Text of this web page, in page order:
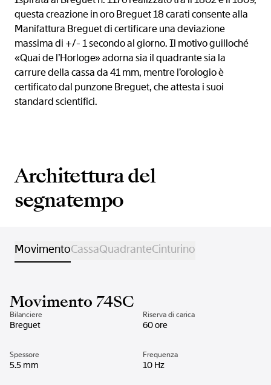
questa creazione in oro Breguet 18 carati consente alla
Manifattura Breguet di certificare una deviazione
massima di +/- 1 secondo al giorno. Il motivo guilloché
«Quai de l’Horloge» adorna sia il quadrante sia la
carrure della cassa da 41 mm, mentre l’orologio è
certificato dal punzone Breguet, che attesta i suoi
standard scientifici.
Architettura del
segnatempo
MovimentoCassaQuadranteCinturino
Movimento 74SC
Bilanciere
Breguet
Riserva di carica
60 ore
Spessore
5.5 mm
Frequenza
10 Hz